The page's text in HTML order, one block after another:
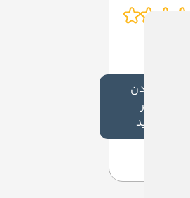
افزودن
نظر
جدید